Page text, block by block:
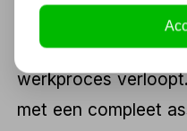
hobbyruimte: de
werkplaats inricht
werkproces
met een compleet